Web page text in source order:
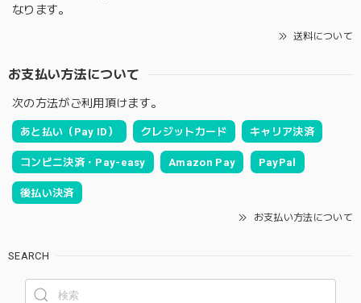
なります。
送料について
お支払い方法について
次の方法がご利用頂けます。
あと払い（Pay ID） クレジットカード キャリア決済
コンビニ決済・Pay-easy Amazon Pay PayPal
後払い決済
お支払い方法について
SEARCH